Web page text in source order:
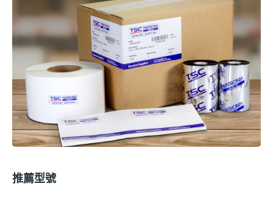
推薦型號